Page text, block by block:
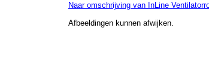
Naar omschrijving van InLine
Afbeeldingen kunnen afwijken.